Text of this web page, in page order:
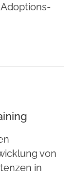
von
in